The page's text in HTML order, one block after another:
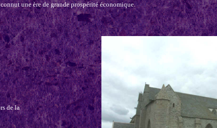
une ère de grande prospérité économique.
de la